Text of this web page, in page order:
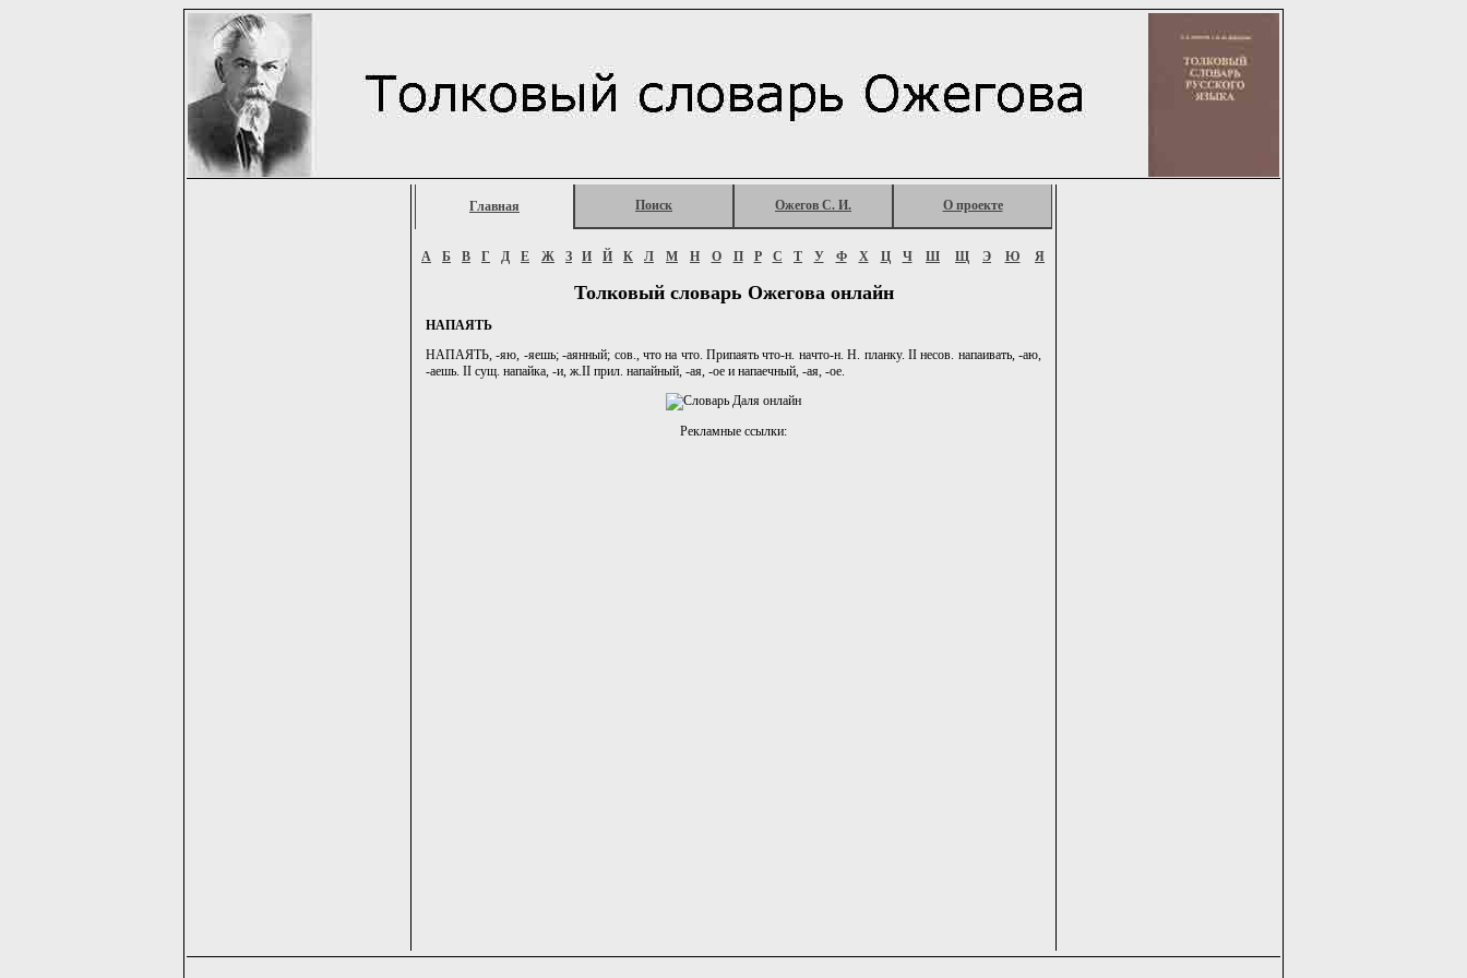
Главная Поиск Ожегов С. И. О проекте
А Б В Г Д Е Ж З И Й К Л М Н О П Р С Т У Ф Х Ц Ч Ш Щ Э Ю Я
Толковый словарь Ожегова онлайн
НАПАЯТЬ
НАПАЯТЬ, -яю, -яешь; -аянный; сов., что на что. Припаять что-н. начто-н. Н. планку. II несов. напаивать, -аю,
-аешь. II сущ. напайка, -и, ж.II прил. напайный, -ая, -ое и напаечный, -ая, -ое.
Рекламные ссылки: